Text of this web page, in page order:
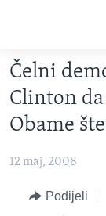
na
glavni
sadržaj
Pređi
na
glavnu
navigaciju
VIDEO
VIJESTI
SJEDINJENE
NAUKA I
Čelni
Clinton
Obame
12 maj, 2008
Podijeli